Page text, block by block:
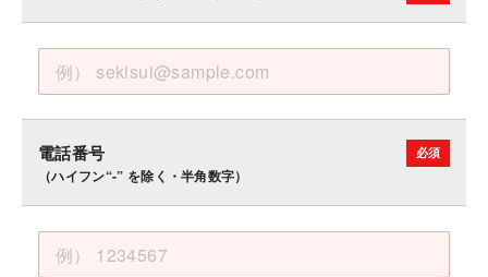
電話番号
（ハイフン“-” を除く・半角数字）